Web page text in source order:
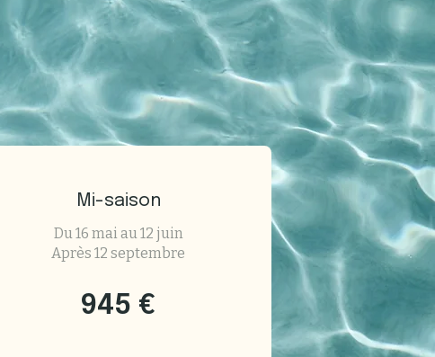
Mi-saison
Du 16 mai au 12 juin
Après 12 septembre
945 €